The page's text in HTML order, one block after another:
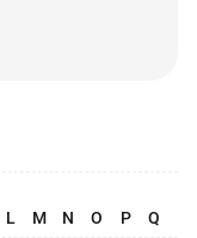
L M N O P Q